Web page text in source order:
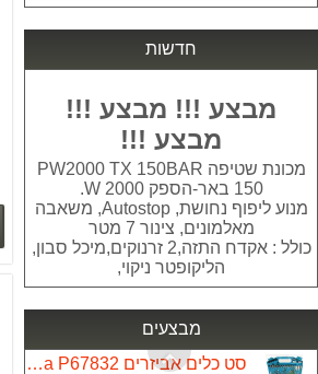
חדשות
מבצע !!! מבצע !!!
מבצע !!!
מכונת שטיפה PW2000 TX 150BAR
150 באר-הספק W 2000.
מנוע ליפוף נחושת, Autostop, משאבה
מאלמונים, צינור 7 מטר
כולל : אקדח התזה,2 זרנוקים,מיכל סבון,
הליקופטר ניקוי,
מבצעים
599.00 ₪
5,200.00 ₪
עינית דיגיטלית לדלת דגם 8032 yael
299.00 ₪
5,550.00 ₪
550.00 ₪
סט כלים אביזרים Makita P67832